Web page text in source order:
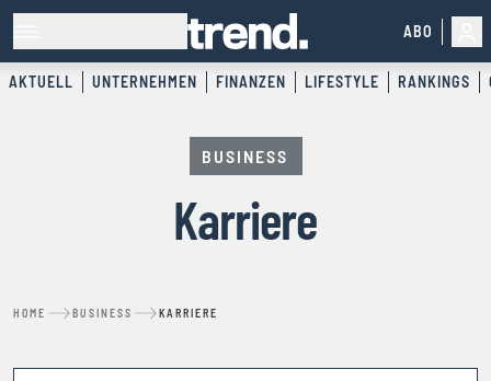
ABO
AKTUELL UNTERNEHMEN FINANZEN LIFESTYLE RANKINGS
BUSINESS
Karriere
HOME BUSINESS KARRIERE